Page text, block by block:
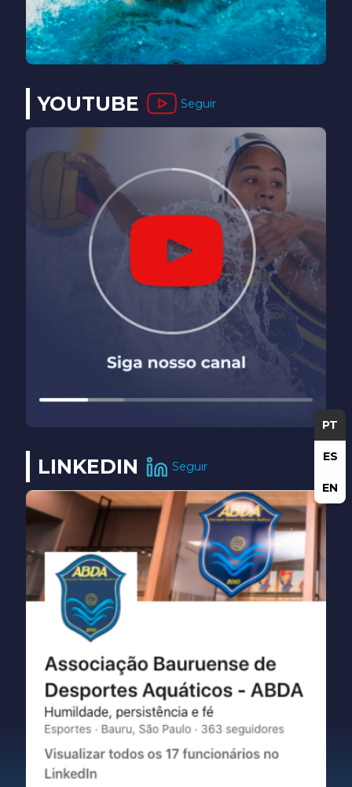
PT
ES
EN
YOUTUBE Seguir
LINKEDIN Seguir